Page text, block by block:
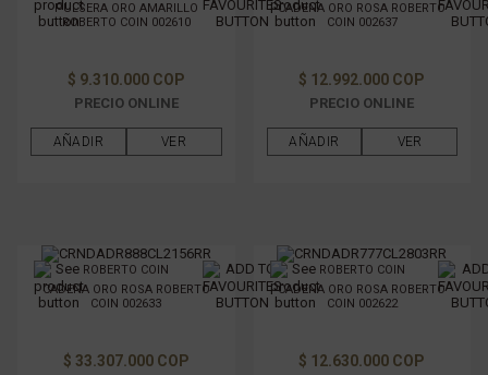
PULSERA ORO AMARILLO
ROBERTO COIN 002610
$ 9.310.000 COP
PRECIO ONLINE
AÑADIR VER
CADENA ORO ROSA ROBERTO
COIN 002637
$ 12.992.000 COP
PRECIO ONLINE
AÑADIR VER
ROBERTO COIN
CADENA ORO ROSA ROBERTO
COIN 002633
$ 33.307.000 COP
ROBERTO COIN
CADENA ORO ROSA ROBERTO
COIN 002622
$ 12.630.000 COP